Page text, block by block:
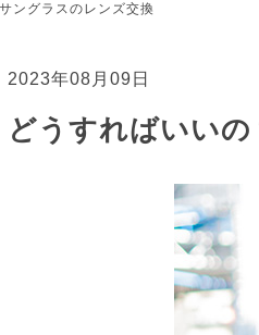
ングラスのレンズ交換
2023年08月09日
どうすればいい